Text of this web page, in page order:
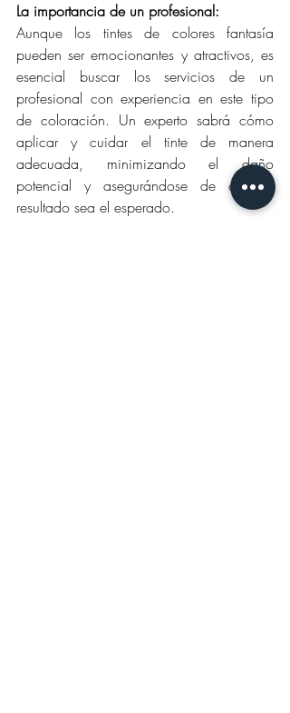
La importancia de un profesional:
Aunque los tintes de colores fantasía
pueden ser emocionantes y atractivos, es
esencial buscar los servicios de un
profesional con experiencia en este tipo
de coloración. Un experto sabrá cómo
aplicar y cuidar el tinte de manera
adecuada, minimizando el daño
potencial y asegurándose de que el
resultado sea el esperado.